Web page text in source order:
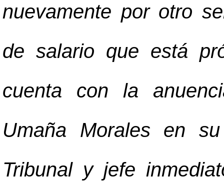
nuevamente por otro
de salario que está
cuenta con la
Umaña Morales en
Tribunal y jefe